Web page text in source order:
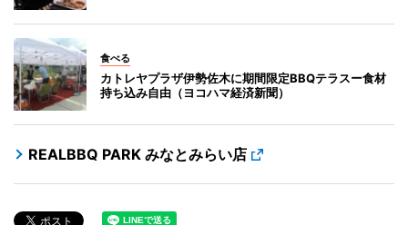
食べる
カトレヤプラザ伊勢佐木に期間限定BBQテラスー食材
持ち込み自由（ヨコハマ経済新聞）
REALBBQ PARK みなとみらい店